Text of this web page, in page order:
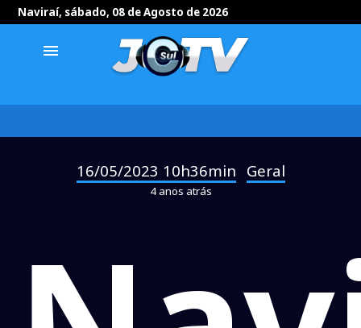
Naviraí, sábado, 08 de Agosto de 2026
menu
16/05/2023 10h36min Geral
4 anos atrás